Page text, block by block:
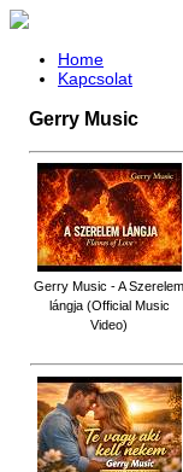
Home
Kapcsolat
Gerry Music
Gerry Music - A Szerelem
lángja (Official Music
Video)